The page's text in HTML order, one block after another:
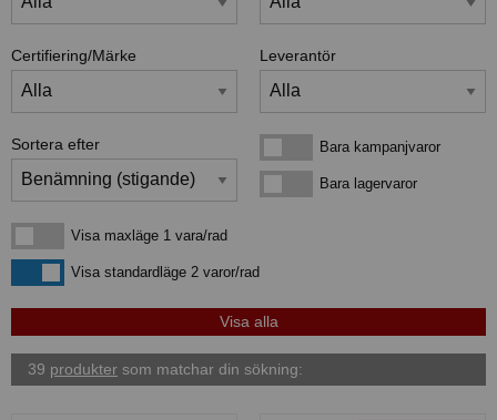
Certifiering/Märke Leverantör
Sortera efter Bara kampanjvarorBara kampanjvaror
Bara lagervarorBara lagervaror
Visa maxläge 1 vara/rad
Visa maxläge 1 vara/rad
Visa standardlägeVisa standardläge 2 varor/rad
39 produkter som matchar din sökning: